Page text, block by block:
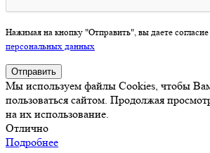
Нажимая на кнопку "Отправить", вы даете
персональных данных
Отправить
Мы используем файлы Cookies, чтобы
пользоваться сайтом. Продолжая
на их использование.
Отлично
Подробнее